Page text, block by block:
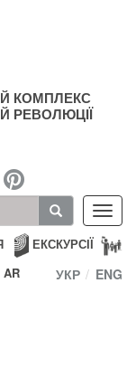
КОМПЛЕКС
РЕВОЛЮЦІЇ
ЕКСКУРСІЇ
УКР ENG